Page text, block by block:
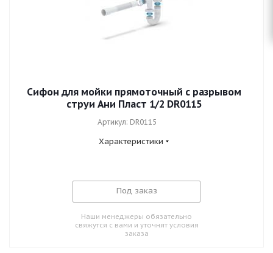
Сифон для мойки прямоточный с разрывом
струи Ани Пласт 1/2 DR0115
Артикул: DR0115
Характеристики
Под заказ
Наши менеджеры обязательно
свяжутся с вами и уточнят условия
заказа